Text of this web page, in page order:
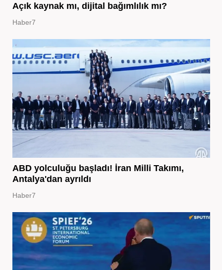
Açık kaynak mı, dijital bağımlılık mı?
Haber7
ABD yolculuğu başladı! İran Milli Takımı,
Antalya'dan ayrıldı
Haber7